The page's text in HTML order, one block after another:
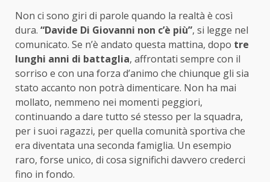
Non ci sono giri di parole quando la realtà è così
dura. “Davide Di Giovanni non c’è più”, si legge nel
comunicato. Se n’è andato questa mattina, dopo tre
lunghi anni di battaglia, affrontati sempre con il
sorriso e con una forza d’animo che chiunque gli sia
stato accanto non potrà dimenticare. Non ha mai
mollato, nemmeno nei momenti peggiori,
continuando a dare tutto sé stesso per la squadra,
per i suoi ragazzi, per quella comunità sportiva che
era diventata una seconda famiglia. Un esempio
raro, forse unico, di cosa significhi davvero crederci
fino in fondo.